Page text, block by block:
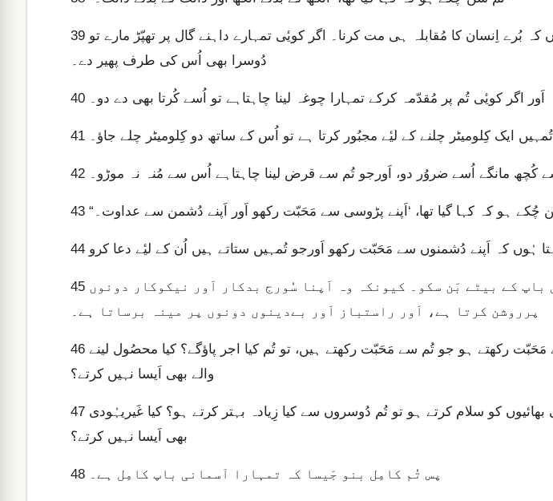
39
دُوسرا بھی اُس کی طرف پھیر دے۔
40 اَور اگر کویٔی تُم پر مُقدّمہ کرکے تمہارا چوغہ لینا چاہتاہے تو اُسے کُرتا بھی دے دو۔
41 ایک کِلومیٹر چلنے کے لیٔے مجبُور کرتا ہے تو اُس کے ساتھ دو کِلومیٹر چلے جاؤ۔
42 کُچھ مانگے اُسے ضروُر دو، اَورجو تُم سے قرض لینا چاہتاہے اُس سے مُنہ نہ موڑو۔
43
44
45
پرروشن کرتا ہے، اَور راستباز اَور بےدینوں دونوں پر مینہ برساتا ہے۔
46
والے بھی اَیسا نہیں کرتے؟
47
بھی اَیسا نہیں کرتے؟
48 پس تُم کامِل بنو جَیسا کہ تمہارا آسمانی باپ کامِل ہے۔